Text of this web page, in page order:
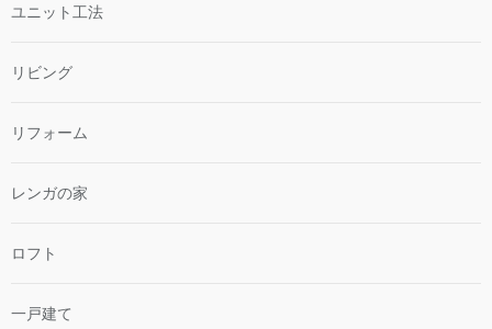
ユニット工法
リビング
リフォーム
レンガの家
ロフト
一戸建て